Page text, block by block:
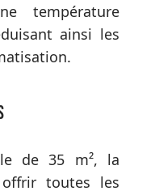
température
ainsi les
de 35 m², la
toutes les